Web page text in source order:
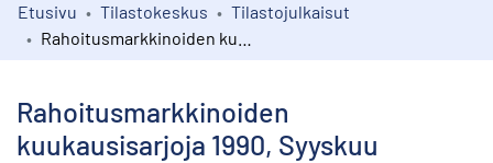
Kokoelmat
Etusivu Tilastokeskus
Tilastojulkaisut
Rahoitusmarkkinoiden
kuukausisarjoja 1990, Syyskuu